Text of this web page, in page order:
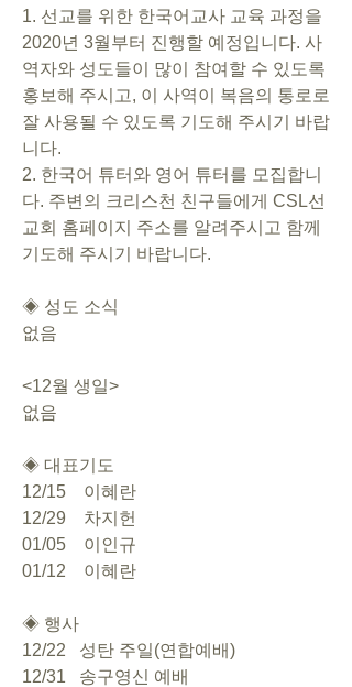
1. 선교를 위한 한국어교사 교육 과정을
2020년 3월부터 진행할 예정입니다. 사
역자와 성도들이 많이 참여할 수 있도록
홍보해 주시고, 이 사역이 복음의 통로로
잘 사용될 수 있도록 기도해 주시기 바랍
니다.
2. 한국어 튜터와 영어 튜터를 모집합니
다. 주변의 크리스천 친구들에게 CSL선
교회 홈페이지 주소를 알려주시고 함께
기도해 주시기 바랍니다.
◈ 성도 소식
없음
<12월 생일>
없음
◈ 대표기도
12/15    이혜란
12/29    차지헌
01/05    이인규
01/12    이혜란
◈ 행사
12/22   성탄 주일(연합예배)
12/31   송구영신 예배